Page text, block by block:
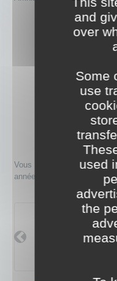
Vous trouverez ci-
années du Rat passées et à
Précédent
and
over
Some
use
used
the